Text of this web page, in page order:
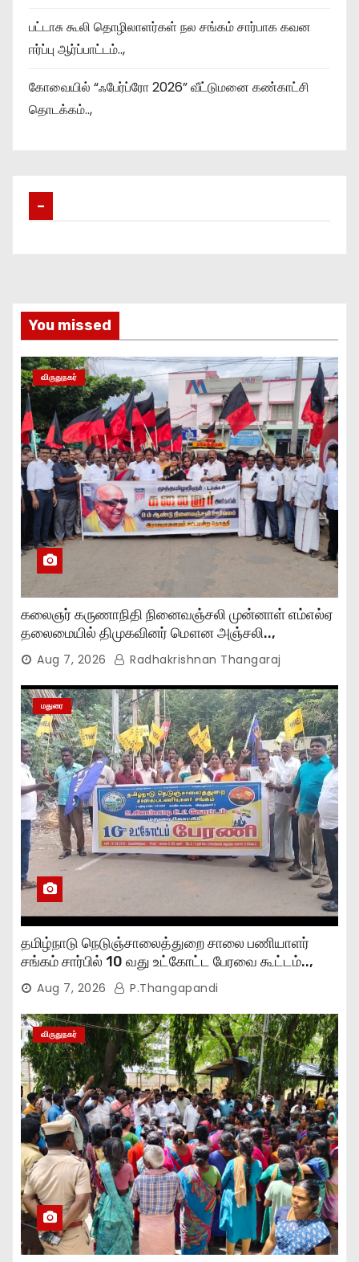
பட்டாசு கூலி தொழிலாளர்கள் நல சங்கம் சார்பாக கவன
ஈர்ப்பு ஆர்ப்பாட்டம்..,
கோவையில் “ஃபேர்ப்ரோ 2026” வீட்டுமனை கண்காட்சி
தொடக்கம்..,
–
You missed
விருதுநகர்
கலைஞர் கருணாநிதி நினைவஞ்சலி முன்னாள் எம்எல்ஏ
தலைமையில் திமுகவினர் மௌன அஞ்சலி..,
Aug 7, 2026 Radhakrishnan Thangaraj
மதுரை
தமிழ்நாடு நெடுஞ்சாலைத்துறை சாலை பணியாளர்
சங்கம் சார்பில் 10 வது உட்கோட்ட பேரவை கூட்டம்..,
Aug 7, 2026 P.Thangapandi
விருதுநகர்